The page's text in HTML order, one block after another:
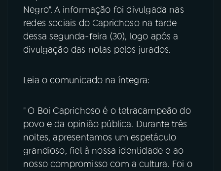
ACOMPANHE A RÁDIO NACIONAL
YouTube Facebook
Instagram X
TikTok
Negro". A informação foi divulgada nas
redes sociais do Caprichoso na tarde
dessa segunda-feira (30), logo após a
divulgação das notas pelos jurados.
Leia o comunicado na íntegra:
" O Boi Caprichoso é o tetracampeão do
povo e da opinião pública. Durante três
noites, apresentamos um espetáculo
grandioso, fiel à nossa identidade e ao
nosso compromisso com a cultura. Foi o